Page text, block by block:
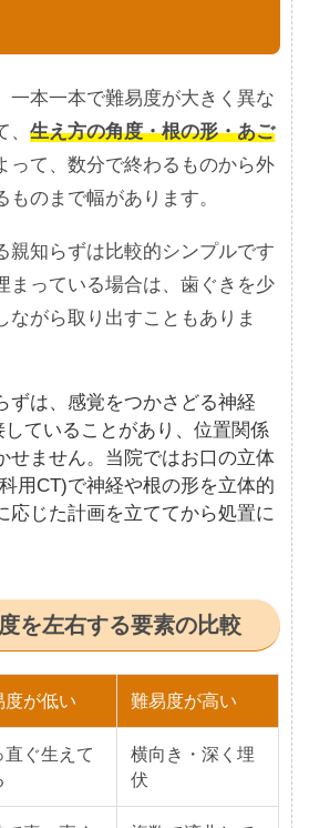
一本一本で難易度が大きく異な
、生え方の角度・根の形・あご
って、数分で終わるものから外
のまで幅があります。
親知らずは比較的シンプルです
まっている場合は、歯ぐきを少
ながら取り出すこともありま
ずは、感覚をつかさどる神経
ていることがあり、位置関係
せません。当院ではお口の立体
用CT)で神経や根の形を立体的
応じた計画を立ててから処置に
を左右する要素の比較
度が低い 難易度が高い
直ぐ生えて
横向き・深く埋
伏